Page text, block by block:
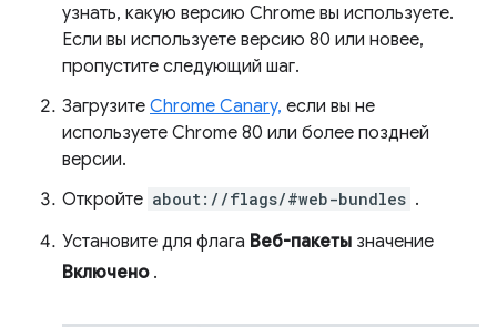
узнать, какую версию Chrome вы используете.
Если вы используете версию 80 или новее,
пропустите следующий шаг.
Загрузите Chrome Canary, если вы не
используете Chrome 80 или более поздней
версии.
Откройте about://flags/#web-bundles .
Установите для флага Веб-пакеты значение
Включено.